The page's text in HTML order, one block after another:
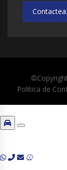
Politica de